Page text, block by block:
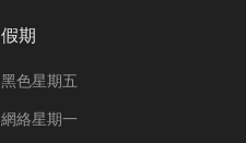
假期
黑色星期五
網絡星期一